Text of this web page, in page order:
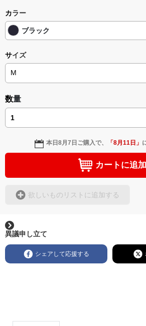
カラー
ブラック
サイズ
数量
本日8月7日 ご購入で、 「8月11日 」
カートに追加
欲しいものリストに追加する
異議申し立て
シェアして応援する